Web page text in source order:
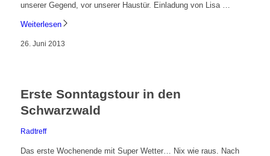
unserer Gegend, vor unserer Haustür. Einladung von Lisa …
Weiterlesen
26. Juni 2013
Erste Sonntagstour in den
Schwarzwald
Radtreff
Das erste Wochenende mit Super Wetter… Nix wie raus. Nach